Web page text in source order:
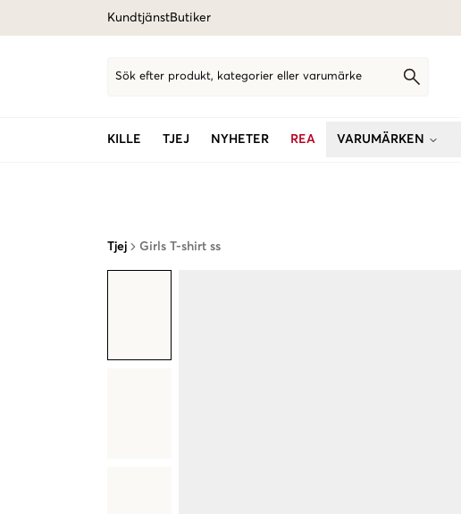
KundtjänstButiker
Sök efter produkt, kategorier eller varumärke
KILLE TJEJ NYHETER REA VARUMÄRKEN
Tjej Girls T-shirt ss